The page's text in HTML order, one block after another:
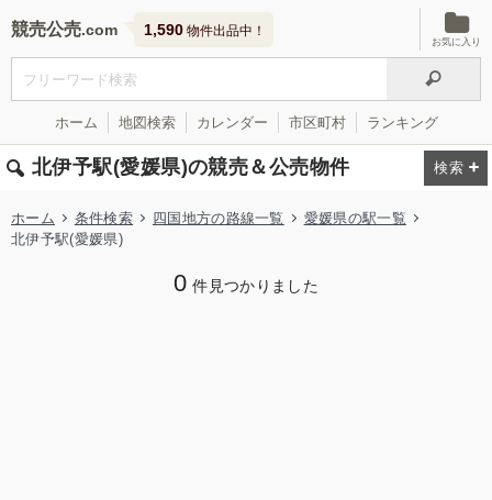
競売公売 1,590 物件出品中！
お気に入り
ホーム 地図検索 カレンダー 市区町村 ランキング
北伊予駅(愛媛県)の競売＆公売物件
ホーム 条件検索 四国地方の路線一覧
愛媛県の駅一覧
北伊予駅(愛媛県)
0 件見つかりました